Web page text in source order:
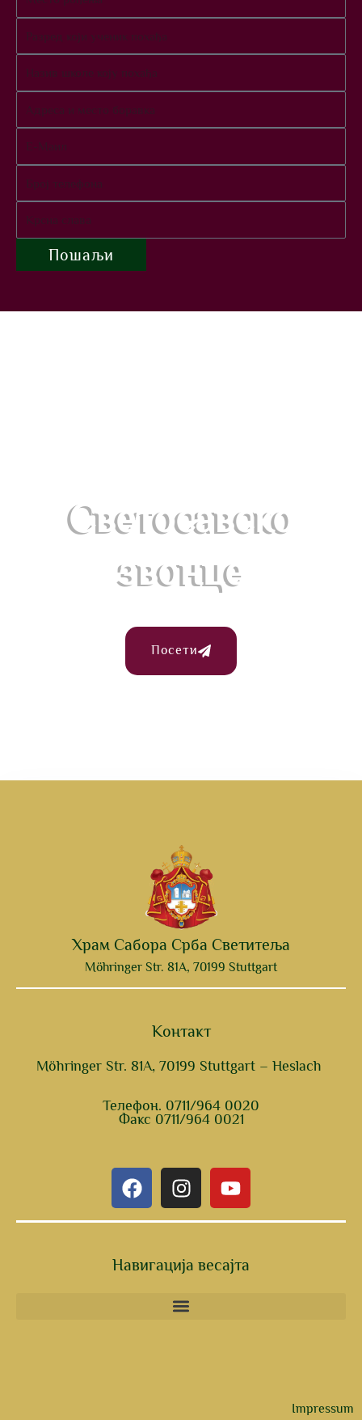
Пошаљи
Светосавско
звонце
Посети
Храм Сабора Срба Светитеља
Möhringer Str. 81A, 70199 Stuttgart
Контакт
Möhringer Str. 81A, 70199 Stuttgart – Heslach
Телефон. 0711/964 0020
Факс 0711/964 0021
F
a
c
b
o
I
n
s
a
g
r
a
Y
o
u
u
b
Навигација весајта
Impressum